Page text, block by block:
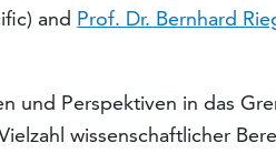
and Prof. Dr. Bernhard
und Perspektiven in das
wissenschaftlicher